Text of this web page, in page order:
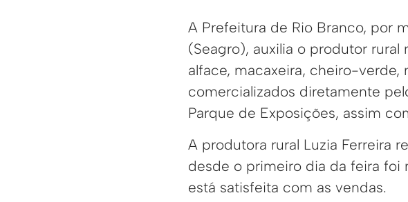
A Prefeitura de Rio Branco, por
(Seagro), auxilia o produtor
alface, macaxeira, cheiro-verde,
comercializados diretamente
Parque de Exposições, assim
A produtora rural Luzia Ferreira
desde o primeiro dia da feira
está satisfeita com as vendas.